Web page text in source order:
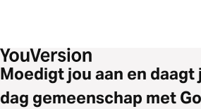
Moedigt jou aan en daagt
dag gemeenschap met